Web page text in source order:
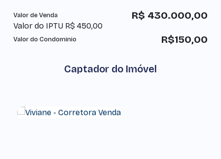
R$ 430.000,00
Valor de Venda
Valor do IPTU R$ 450,00
Valor do Condominio R$150,00
Captador do Imóvel